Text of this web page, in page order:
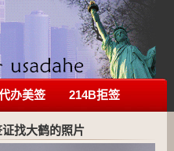
办美签 214B拒签
找大鹤的照片